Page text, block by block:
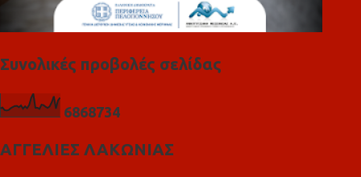
Συνολικές προβολές σελίδας
6868734
ΑΓΓΕΛΙΕΣ ΛΑΚΩΝΙΑΣ